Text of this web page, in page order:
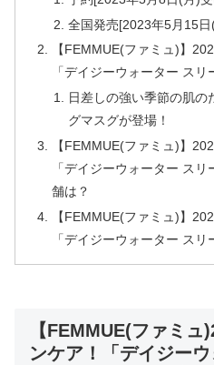
全国発売[2023年5月15
【FEMMUE(ファミュ)】
「デイジーウォーター ス
日差しの強い季節の肌の
グマスグが登場！
【FEMMUE(ファミュ)】
「デイジーウォーター ス
舗は？
【FEMMUE(ファミュ)】
「デイジーウォーター ス
【FEMMUE(ファミ
ンケア！「デイジー